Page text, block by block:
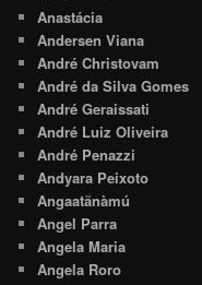
Anastácia
Andersen Viana
André Christovam
André da Silva Gomes
André Geraissati
André Luiz Oliveira
André Penazzi
Andyara Peixoto
Angaatãnàmú
Angel Parra
Angela Maria
Angela Roro